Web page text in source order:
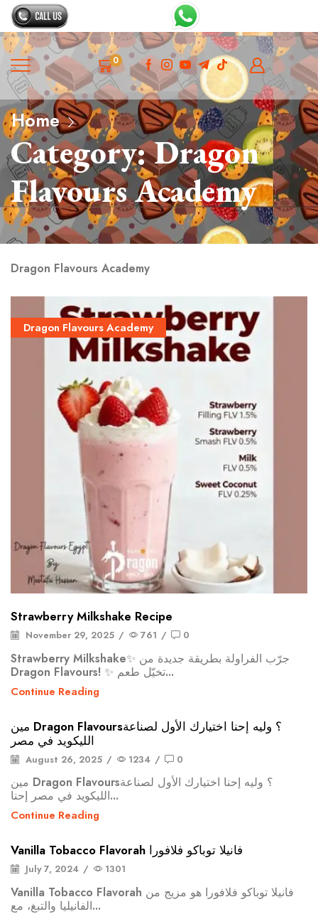
0
Home
Category: Dragon
Flavours Academy
Dragon Flavours Academy
Dragon Flavours Academy
Strawberry Milkshake Recipe
November 29, 2025 / 761 / 0
Strawberry Milkshake✨ جرّب الفراولة بطريقة جديدة من
Dragon Flavours! ✨ تخيّل طعم...
Continue Reading
مين Dragon Flavours؟ وليه إحنا اختيارك الأول لصناعة
الليكويد في مصر
August 26, 2025 / 1234 / 0
مين Dragon Flavours؟ وليه إحنا اختيارك الأول لصناعة
الليكويد في مصر إحنا...
Continue Reading
Vanilla Tobacco Flavorah فانيلا توباكو فلافورا
July 7, 2024 / 1301
Vanilla Tobacco Flavorah فانيلا توباكو فلافورا هو مزيج من
الفانيليا والتبغ، مع...